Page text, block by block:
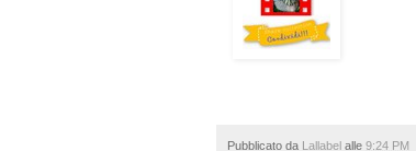
Pubblicato da Lallabel alle 9:24 PM